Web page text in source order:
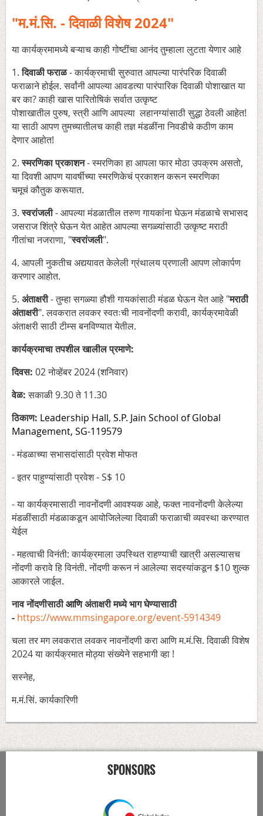
"म.मं.सि. - दिवाळी विशेष 2024"
या कार्यक्रमामध्ये बऱ्याच काही गोष्टींचा आनंद तुम्हाला लुटता येणार आहे
1.दिवाळी फराळ- कार्यक्रमाची सुरुवात आपल्या पारंपरिक दिवाळी
फराळाने होईल. सर्वांनी आपल्या आवडत्या पारंपारिक दिवाळी पोशाखात या
बर का? काही खास पारितोषिकं सर्वात उत्कृष्ट
पोशाखातील पुरुष, स्त्री आणि आपल्या लहानग्यांसाठी सुद्धा ठेवली आहेत!
या साठी आपण तुमच्यातीलच काही तज्ञ मंडळींना निवडीचे कठीण काम
देणार आहोत!
2.स्मरणिका प्रकाशन- स्मरणिका हा आपला फार मोठा उपक्रम असतो,
या दिवशी आपण यावर्षीच्या स्मरणिकेचं प्रकाशन करून स्मरणिका
चमूचं कौतुक करूयात.
3.स्वरांजली- आपल्या मंडळातील तरुण गायकांना घेऊन मंडळाचे सभासद
जसराज शिंत्रे घेऊन येत आहेत आपल्या सगळ्यांसाठी उत्कृष्ट मराठी
गीतांचा नजराणा, "स्वरांजली".
4. आपली नुकतीच अद्ययावत केलेली ग्रंथालय प्रणाली आपण लोकार्पण
करणार आहोत.
5. अंताक्षरी- तुम्हा सगळ्या हौशी गायकांसाठी मंडळ घेऊन येत आहे "मराठी
अंताक्षरी". लवकरात लवकर स्वतःची नावनोंदणी करावी, कार्यक्रमावेळी
अंताक्षरी साठी टीम्स बनविण्यात येतील.
कार्यक्रमाचा तपशील खालील प्रमाणे:
दिवस: 02 नोव्हेंबर 2024 (शनिवार)
वेळ:सकाळी 9.30 ते 11.30
ठिकाण: Leadership Hall, S.P. Jain School of Global
Management, SG-119579
- मंडळाच्या सभासदांसाठी प्रवेश मोफत
- इतर पाहुण्यांसाठी प्रवेश - S$ 10
- या कार्यक्रमासाठी नावनोंदणी आवश्यक आहे, फक्त नावनोंदणी केलेल्या
मंडळींसाठी मंडळाकडून आयोजिलेल्या दिवाळी फराळाची व्यवस्था करण्यात
येईल
- महत्वाची विनंती: कार्यक्रमाला उपस्थित राहण्याची खात्री असल्यासच
नोंदणी करावे हि विनंती. नोंदणी करून नं आलेल्या सदस्यांकडून $10 शुल्क
आकारले जाईल.
नाव नोंदणीसाठीआणिअंताक्षरी मध्ये भाग घेण्यासाठी
- https://www.mmsingapore.org/event-5914349
चला तर मग लवकरात लवकर नावनोंदणी करा आणि म.मं.सि. दिवाळी विशेष
2024 या कार्यक्रमात मोठ्या संख्येने सहभागी व्हा !
सस्नेह,
म.मं.सिं. कार्यकारिणी
SPONSORS